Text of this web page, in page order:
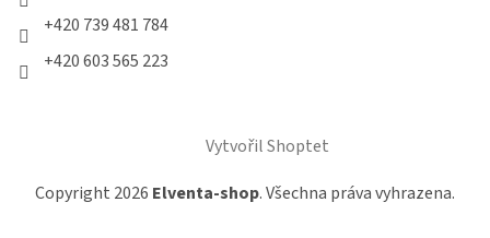
+420 739 481 784
+420 603 565 223
Vytvořil Shoptet
Copyright 2026 Elventa-shop. Všechna práva vyhrazena.